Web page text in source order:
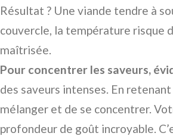
Résultat ? Une viande tendre à
couvercle, la température risque
maîtrisée.
Pour concentrer les saveurs,
des saveurs intenses. En
mélanger et de se concentrer.
profondeur de goût incroyable.